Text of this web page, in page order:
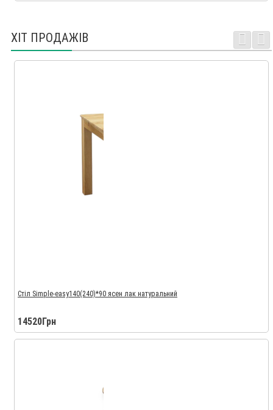
ХІТ ПРОДАЖІВ
Стіл Simple-easy140(240)*90 ясен лак натуральний
14520Грн